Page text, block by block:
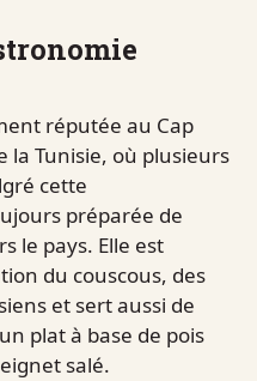
réputée au Cap
la Tunisie, où plusieurs
cette
préparée de
le pays. Elle est
du couscous, des
et sert aussi de
plat à base de pois
salé.